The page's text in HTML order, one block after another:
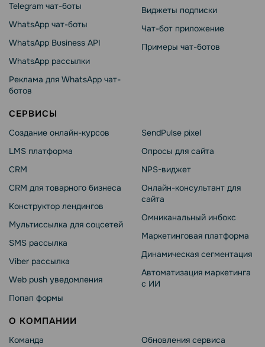
Telegram чат-боты
WhatsApp чат-боты
WhatsApp Business API
WhatsApp рассылки
Реклама для WhatsApp чат-
ботов
Виджеты подписки
Чат-бот приложение
Примеры чат-ботов
СЕРВИСЫ
Создание онлайн-курсов
LMS платформа
CRM
CRM для товарного бизнеса
Конструктор лендингов
Мультиссылка для соцсетей
SMS рассылка
Viber рассылка
Web push уведомления
Попап формы
SendPulse pixel
Опросы для сайта
NPS-виджет
Онлайн-консультант для
сайта
Омниканальный инбокс
Маркетинговая платформа
Динамическая сегментация
Автоматизация маркетинга
с ИИ
О КОМПАНИИ
Команда
Обновления сервиса